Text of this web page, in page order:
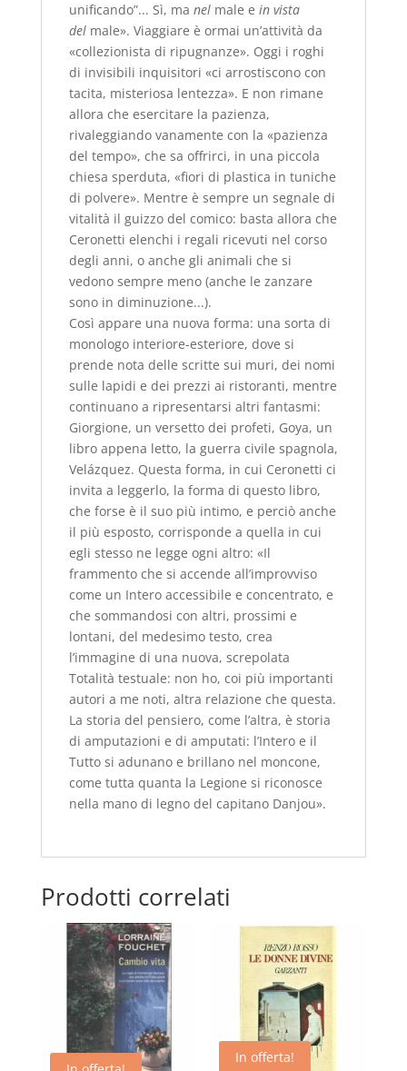
unificando”... Sì, ma nelmale e in vista
delmale». Viaggiare è ormai un’attività da
«collezionista di ripugnanze». Oggi i roghi
di invisibili inquisitori «ci arrostiscono con
tacita, misteriosa lentezza». E non rimane
allora che esercitare la pazienza,
rivaleggiando vanamente con la «pazienza
del tempo», che sa offrirci, in una piccola
chiesa sperduta, «fiori di plastica in tuniche
di polvere». Mentre è sempre un segnale di
vitalità il guizzo del comico: basta allora che
Ceronetti elenchi i regali ricevuti nel corso
degli anni, o anche gli animali che si
vedono sempre meno (anche le zanzare
sono in diminuzione...).
Così appare una nuova forma: una sorta di
monologo interiore-esteriore, dove si
prende nota delle scritte sui muri, dei nomi
sulle lapidi e dei prezzi ai ristoranti, mentre
continuano a ripresentarsi altri fantasmi:
Giorgione, un versetto dei profeti, Goya, un
libro appena letto, la guerra civile spagnola,
Velázquez. Questa forma, in cui Ceronetti ci
invita a leggerlo, la forma di questo libro,
che forse è il suo più intimo, e perciò anche
il più esposto, corrisponde a quella in cui
egli stesso ne legge ogni altro: «Il
frammento che si accende all’improvviso
come un Intero accessibile e concentrato, e
che sommandosi con altri, prossimi e
lontani, del medesimo testo, crea
l’immagine di una nuova, screpolata
Totalità testuale: non ho, coi più importanti
autori a me noti, altra relazione che questa.
La storia del pensiero, come l’altra, è storia
di amputazioni e di amputati: l’Intero e il
Tutto si adunano e brillano nel moncone,
come tutta quanta la Legione si riconosce
nella mano di legno del capitano Danjou».
Prodotti correlati
In offerta!